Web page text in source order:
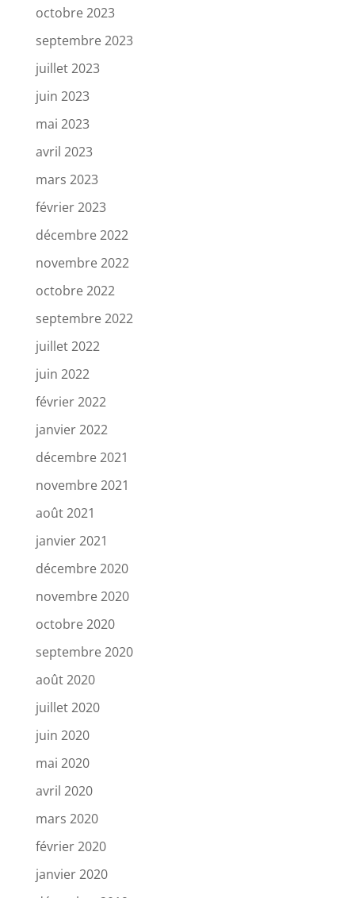
octobre 2023
septembre 2023
juillet 2023
juin 2023
mai 2023
avril 2023
mars 2023
février 2023
décembre 2022
novembre 2022
octobre 2022
septembre 2022
juillet 2022
juin 2022
février 2022
janvier 2022
décembre 2021
novembre 2021
août 2021
janvier 2021
décembre 2020
novembre 2020
octobre 2020
septembre 2020
août 2020
juillet 2020
juin 2020
mai 2020
avril 2020
mars 2020
février 2020
janvier 2020